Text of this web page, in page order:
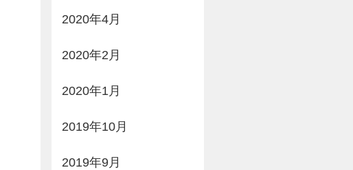
2020年4月
2020年2月
2020年1月
2019年10月
2019年9月